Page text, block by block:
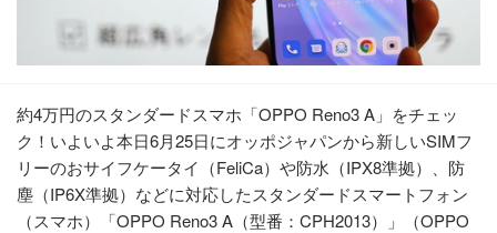
約4万円のスタンダードスマホ「OPPO Reno3 A」をチェッ
ク！いよいよ本日6月25日にオッポジャパンから新しいSIMフ
リーのおサイフケータイ（FeliCa）や防水（IPX8準拠）、防
塵（IP6X準拠）などに対応したスタンダードスマートフォン
（スマホ）「OPPO Reno3 A（型番：CPH2013）」（OPPO